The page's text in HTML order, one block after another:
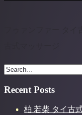
Recent Posts
柏 若柴 タイ古